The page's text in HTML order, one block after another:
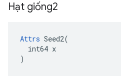
Hạt giống2
Attrs Seed2(
  int64 x
)